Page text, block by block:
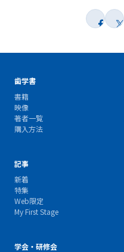
歯学書
書籍
映像
著者一覧
購入方法
記事
新着
特集
Web限定
My First Stage
学会・研修会